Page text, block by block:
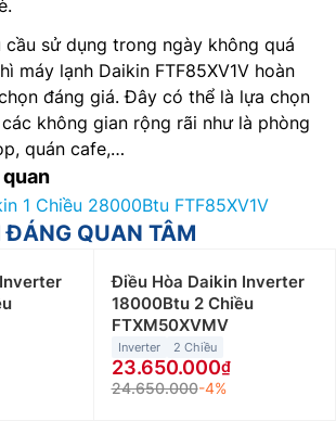
cầu sử dụng trong ngày không quá
máy lạnh Daikin FTF85XV1V hoàn
đáng giá. Đây có thể là lựa chọn
không gian rộng rãi như là phòng
quán cafe,…
1 Chiều 28000Btu FTF85XV1V
ĐÁNG QUAN TÂM
Điều Hòa Daikin Inverter
18000Btu 2 Chiều
FTXM50XVMV
Inverter 2 Chiều
23.650.000
24.650.000-4%